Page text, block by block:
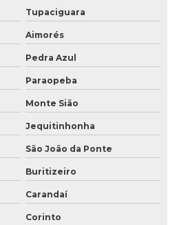
Tupaciguara
Aimorés
Pedra Azul
Paraopeba
Monte Sião
Jequitinhonha
São João da Ponte
Buritizeiro
Carandaí
Corinto